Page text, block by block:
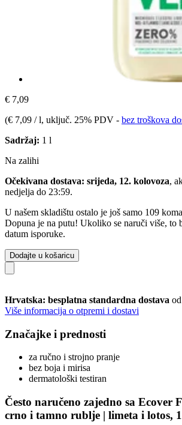
€ 7,09
(€ 7,09 / l, uključ. 25% PDV - bez troškova
Sadržaj: 1 l
Na zalihi
Očekivana dostava: srijeda, 12. kolovoza,
nedjelja do 23:59.
U našem skladištu ostalo je još samo 109
Dopuna je na putu! Ukoliko se naruči više, to
datum isporuke.
Dodajte u košaricu
Hrvatska: besplatna standardna dostava
Više informacija o otpremi i dostavi
Značajke i prednosti
za ručno i strojno pranje
bez boja i mirisa
dermatološki testiran
Često naručeno zajedno sa Ecover
crno i tamno rublje | limeta i lotos,